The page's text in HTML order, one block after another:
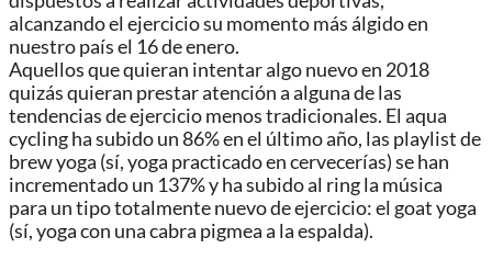
alcanzando el ejercicio su momento más álgido en
nuestro país el 16 de enero.
Aquellos que quieran intentar algo nuevo en 2018
quizás quieran prestar atención a alguna de las
tendencias de ejercicio menos tradicionales. El aqua
cycling ha subido un 86% en el último año, las playlist de
brew yoga (sí, yoga practicado en cervecerías) se han
incrementado un 137% y ha subido al ring la música
para un tipo totalmente nuevo de ejercicio: el goat yoga
(sí, yoga con una cabra pigmea a la espalda).